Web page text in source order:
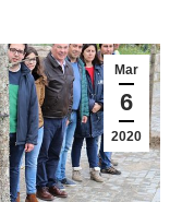
Mar
6
2020